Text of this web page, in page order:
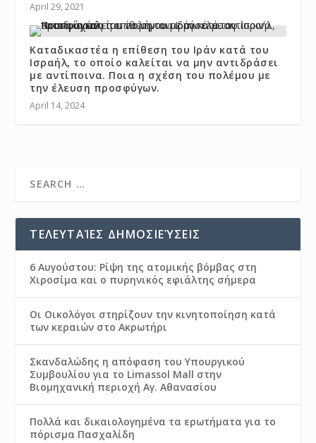
April 29, 2021
Καταδικαστέα η επίθεση του Ιράν κατά του
Ισραήλ, το οποίο καλείται να μην αντιδράσει
με αντίποινα. Ποια η σχέση του πολέμου με
την έλευση προσφύγων.
April 14, 2024
ΤΕΛΕΥΤΑΊΕΣ ΔΗΜΟΣΙΕΎΣΕΙΣ
6 Αυγούστου: Ρίψη της ατομικής βόμβας στη
Χιροσίμα και ο πυρηνικός εφιάλτης σήμερα
Οι Οικολόγοι στηρίζουν την κινητοποίηση κατά
των κεραιών στο Ακρωτήρι
Σκανδαλώδης η απόφαση του Υπουργικού
Συμβουλίου για το Limassol Mall στην
Βιομηχανική περιοχή Αγ. Αθανασίου
Πολλά και δικαιολογημένα τα ερωτήματα για το
πόρισμα Πασχαλίδη